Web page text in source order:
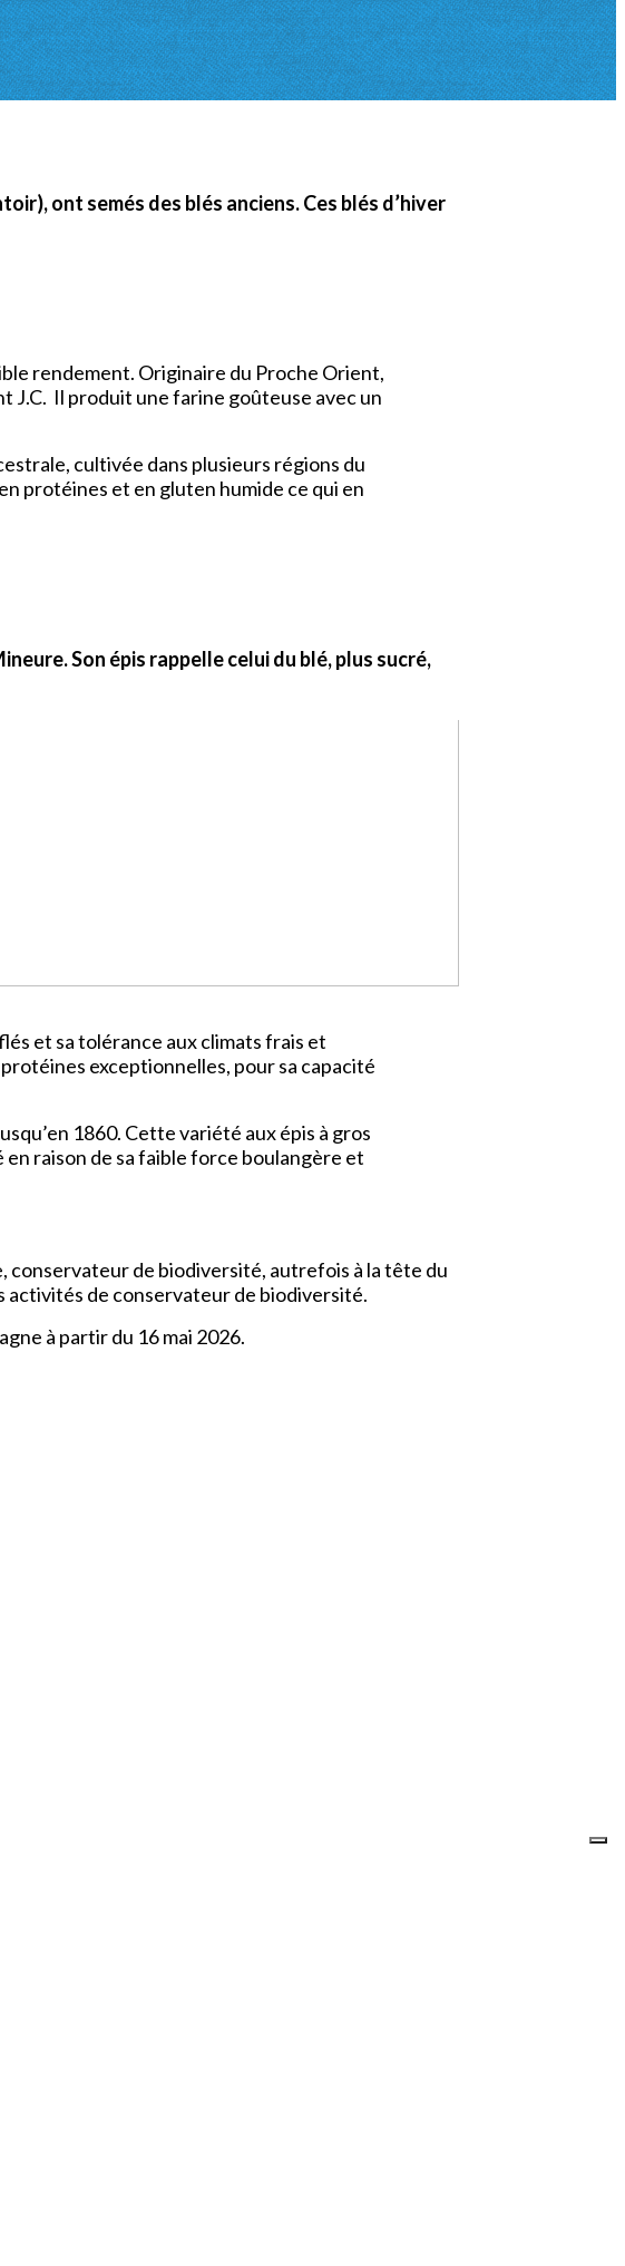
ont semés des blés anciens. Ces blés d’hiver
rendement. Originaire du Proche Orient,
J.C. Il produit une farine goûteuse avec un
cultivée dans plusieurs régions du
protéines et en gluten humide ce qui en
Son épis rappelle celui du blé, plus sucré,
et sa tolérance aux climats frais et
exceptionnelles, pour sa capacité
1860. Cette variété aux épis à gros
raison de sa faible force boulangère et
conservateur de biodiversité, autrefois à la tête du
activités de conservateur de biodiversité.
à partir du 16 mai 2026.